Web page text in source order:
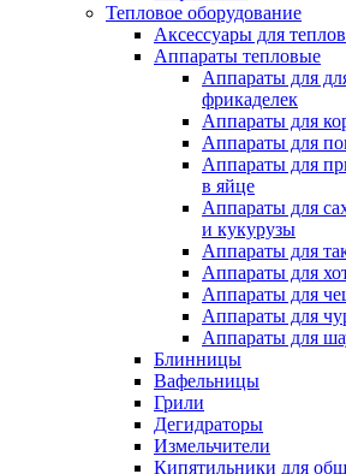
Тепловое оборудование
Аксессуары для
Аппараты тепловые
Аппараты для
фрикаделек
Аппараты для
Аппараты для
Аппараты для
в яйце
Аппараты для
и кукурузы
Аппараты для
Аппараты для
Аппараты для
Аппараты для
Аппараты для
Блинницы
Вафельницы
Грили
Дегидраторы
Измельчители
Кипятильники для